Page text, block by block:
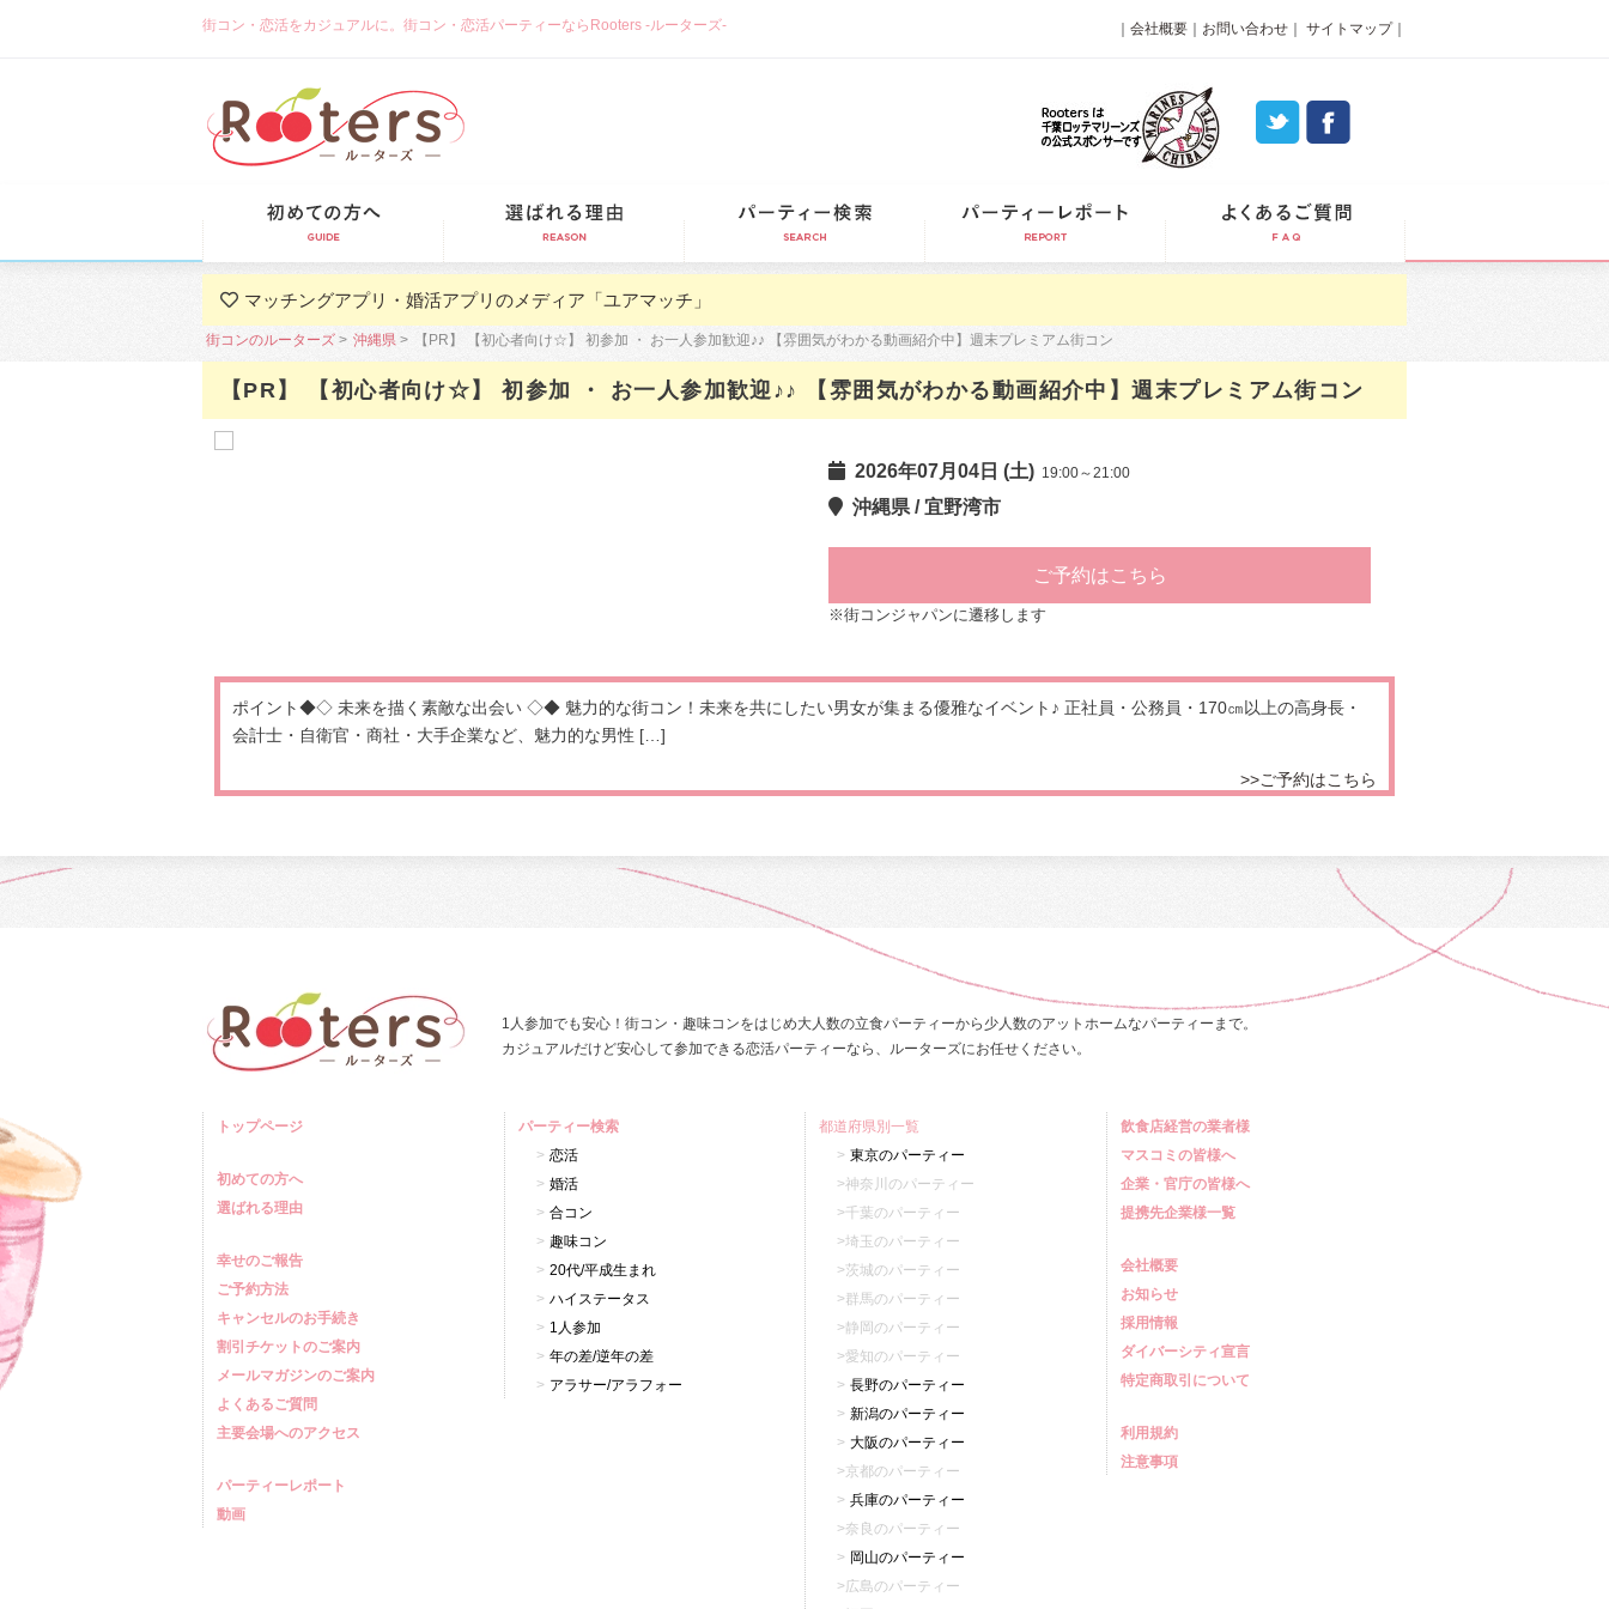
街コン・恋活をカジュアルに。街コン・恋活パーティーならRooters -ルーターズ- 会社概要 お問い合わせ サイトマップ｜
マッチングアプリ・婚活アプリのメディア「ユアマッチ」
街コンのルーターズ 沖縄県 【PR】 【初心者向け☆】 初参加 ・ お一人参加歓迎♪♪ 【雰囲気がわかる動画紹介中】週末プレミアム街コン
【PR】 【初心者向け☆】 初参加 ・ お一人参加歓迎♪♪ 【雰囲気がわかる動画紹介中】週末プレミアム街コン
2026年07月04日 (土) 19:00～21:00
沖縄県 / 宜野湾市
ご予約はこちら
※街コンジャパンに遷移します
ポイント◆◇ 未来を描く素敵な出会い ◇◆ 魅力的な街コン！未来を共にしたい男女が集まる優雅なイベント♪ 正社員・公務員・170㎝以上の高身長・
会計士・自衛官・商社・大手企業など、魅力的な男性 […]
>>ご予約はこちら
1人参加でも安心！街コン・趣味コンをはじめ大人数の立食パーティーから少人数のアットホームなパーティーまで。
カジュアルだけど安心して参加できる恋活パーティーなら、ルーターズにお任せください。
トップページ
初めての方へ
選ばれる理由
幸せのご報告
ご予約方法
キャンセルのお手続き
割引チケットのご案内
メールマガジンのご案内
よくあるご質問
主要会場へのアクセス
パーティーレポート
動画
パーティー検索
恋活
婚活
合コン
趣味コン
20代/平成生まれ
ハイステータス
1人参加
年の差/逆年の差
アラサー/アラフォー
都道府県別一覧
東京のパーティー
神奈川のパーティー
千葉のパーティー
埼玉のパーティー
茨城のパーティー
群馬のパーティー
静岡のパーティー
愛知のパーティー
長野のパーティー
新潟のパーティー
大阪のパーティー
京都のパーティー
兵庫のパーティー
奈良のパーティー
岡山のパーティー
広島のパーティー
飲食店経営の業者様
マスコミの皆様へ
企業・官庁の皆様へ
提携先企業様一覧
会社概要
お知らせ
採用情報
ダイバーシティ宣言
特定商取引について
利用規約
注意事項